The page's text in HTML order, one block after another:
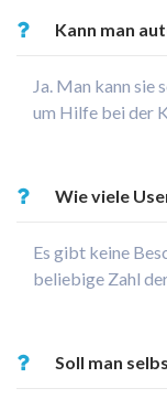
Kann man
bekommen?
Ja. Man kann sie
um Hilfe bei der
Wie viele
Es gibt keine
beliebige Zahl
Soll man